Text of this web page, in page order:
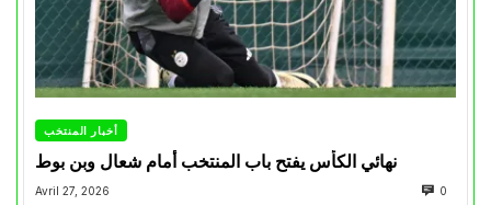
أخبار المنتخب
نهائي الكأس يفتح باب المنتخب أمام شعال وبن بوط
Avril 27, 2026 0